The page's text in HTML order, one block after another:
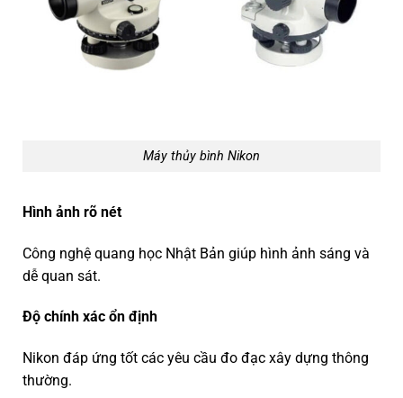
Máy thủy bình Nikon
Hình ảnh rõ nét
Công nghệ quang học Nhật Bản giúp hình ảnh sáng và
dễ quan sát.
Độ chính xác ổn định
Nikon đáp ứng tốt các yêu cầu đo đạc xây dựng thông
thường.